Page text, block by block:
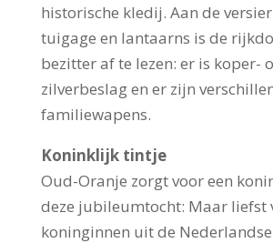
historische kledij. Aan de
tuigage en lantaarns is de
bezitter af te lezen: er is koper-
zilverbeslag en er zijn
familiewapens.
Koninklijk tintje
Oud-Oranje zorgt voor een
deze jubileumtocht: Maar liefst
koninginnen uit de Nederlandse